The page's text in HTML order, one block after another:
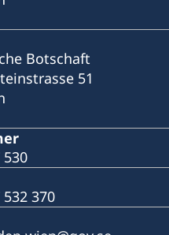
Botschaft
51
530
532 370